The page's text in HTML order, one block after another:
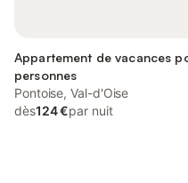
Appartement de vacances
personnes
Pontoise, Val-d'Oise
dès124 €par nuit